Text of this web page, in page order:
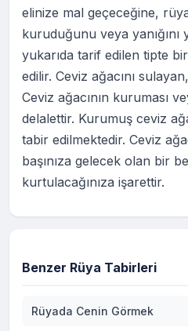
elinize mal geçeceğine,
kuruduğunu veya yanığını
yukarıda tarif edilen tipte
edilir. Ceviz ağacını
Ceviz ağacının kuruması
delalettir. Kurumuş ceviz
tabir edilmektedir. Ceviz
başınıza gelecek olan bir
kurtulacağınıza işarettir.
Benzer Rüya Tabirleri
Rüyada Cenin Görmek